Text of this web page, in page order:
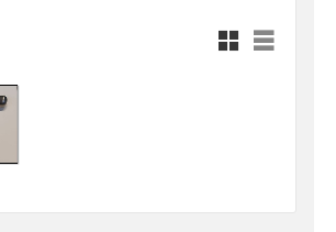
Rutnätsvy
Listvy